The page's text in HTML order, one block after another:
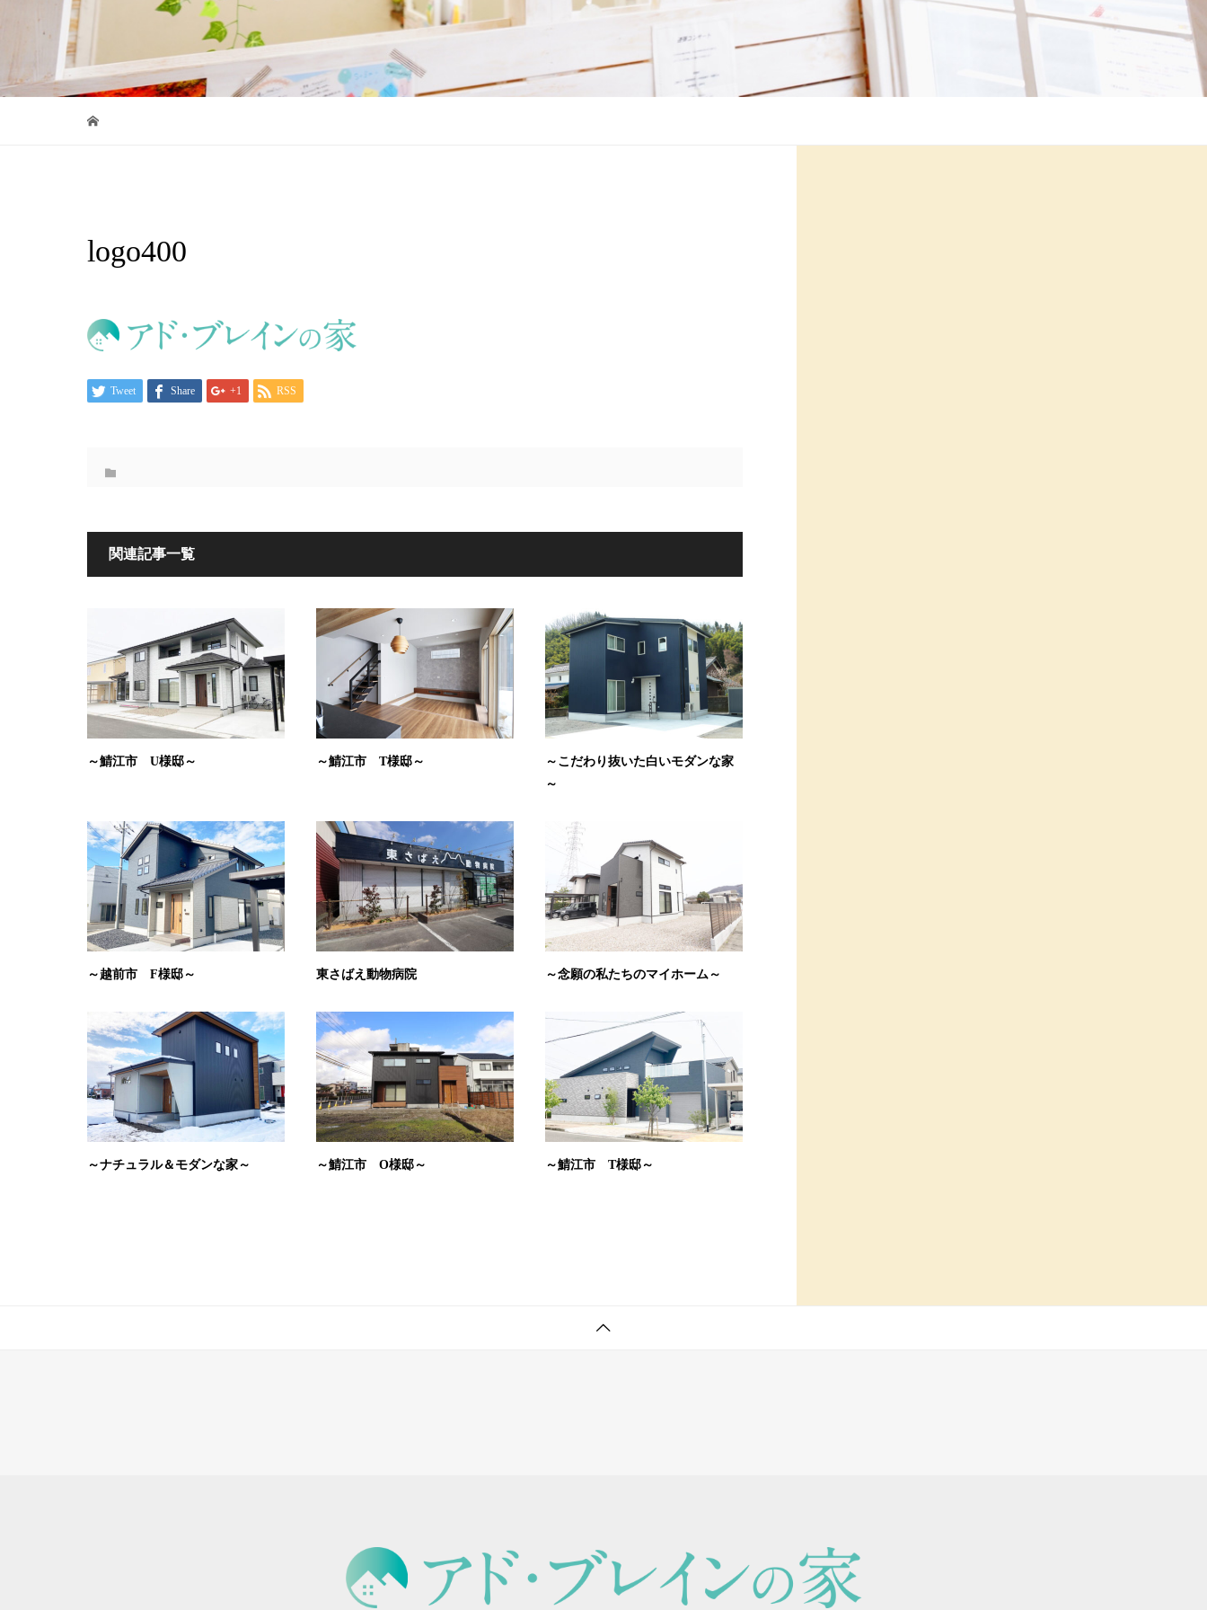
logo400
Tweet Share +1 RSS
関連記事一覧
～鯖江市 U様邸～ ～鯖江市 T様邸～
～こだわり抜いた白いモダンな家
～
～越前市 F様邸～ 東さばえ動物病院 ～念願の私たちのマイホーム～
～ナチュラル＆モダンな家～ ～鯖江市 O様邸～ ～鯖江市 T様邸～